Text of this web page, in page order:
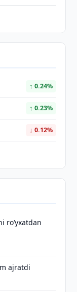
↑ 0.24%
↑ 0.23%
↓ 0.12%
ro‘yxatdan
ajratdi